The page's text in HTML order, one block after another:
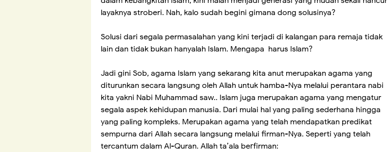
layaknya stroberi. Nah, kalo sudah begini gimana dong solusinya?
Solusi dari segala permasalahan yang kini terjadi di kalangan para remaja tidak
lain dan tidak bukan hanyalah Islam. Mengapa harus Islam?
Jadi gini Sob, agama Islam yang sekarang kita anut merupakan agama yang
diturunkan secara langsung oleh Allah untuk hamba-Nya melalui perantara nabi
kita yakni Nabi Muhammad saw.. Islam juga merupakan agama yang mengatur
segala aspek kehidupan manusia. Dari mulai hal yang paling sederhana hingga
yang paling kompleks. Merupakan agama yang telah mendapatkan predikat
sempurna dari Allah secara langsung melalui firman-Nya. Seperti yang telah
tercantum dalam Al-Quran. Allah ta’ala berfirman: